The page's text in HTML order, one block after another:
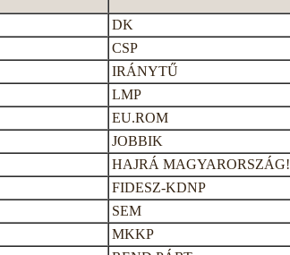
DK
CSP
IRÁNYTŰ
LMP
EU.ROM
JOBBIK
HAJRÁ MAGYARORSZÁG!
FIDESZ-KDNP
SEM
MKKP